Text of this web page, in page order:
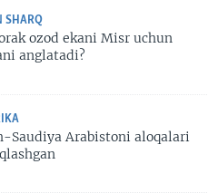
SHARQ
ozod ekani Misr uchun
anglatadi?
Saudiya Arabistoni aloqalari